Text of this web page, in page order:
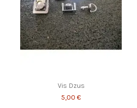
Vis Dzus
5,00 €